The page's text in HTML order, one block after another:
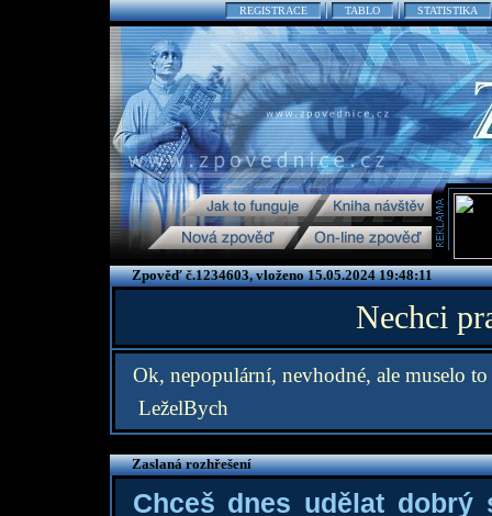
REGISTRACE TABLO STATISTIKA
Zpověď č.1234603, vloženo 15.05.2024 19:48:11
Nechci
Ok, nepopulární, nevhodné, ale muselo to
LeželBych
Zaslaná rozhřešení
Chceš dnes udělat dobrý